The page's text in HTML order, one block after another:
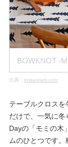
BOWKNOT -
出典： instagram.com
テーブルクロス
だけで、一気に
Dayの「モミの木
ムのひとつです